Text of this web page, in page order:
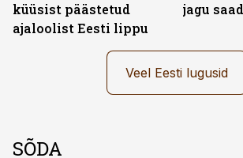
küüsist päästetud
ajaloolist Eesti lippu
jagu
Veel Eesti lugusid
SÕDA